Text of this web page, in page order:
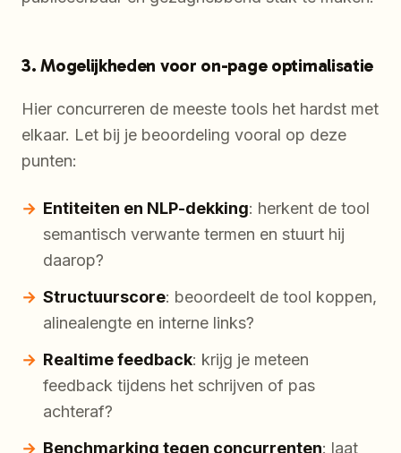
3. Mogelijkheden voor on-page optimalisatie
Hier concurreren de meeste tools het hardst met
elkaar. Let bij je beoordeling vooral op deze
punten:
Entiteiten en NLP-dekking: herkent de tool
semantisch verwante termen en stuurt hij
daarop?
Structuurscore: beoordeelt de tool koppen,
alinealengte en interne links?
Realtime feedback: krijg je meteen
feedback tijdens het schrijven of pas
achteraf?
Benchmarking tegen concurrenten: laat